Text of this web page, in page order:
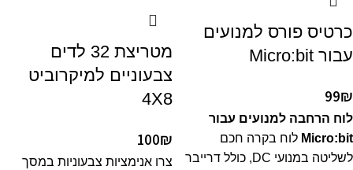
כרטיס פורס למנועים
עבור Micro:bit
99₪
לוח הרחבה למנועים עבור
Micro:bit לוח בקרה חכם
לשליטה במנועי DC, כולל דרייבר
מטריצת 32 לדים
צבעוניים למיקרוביט
4X8
100₪
צרו אנימציות צבעוניות במסך